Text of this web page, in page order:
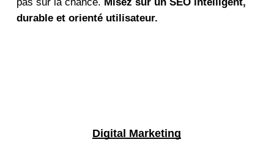
durable et orienté utilisateur.
Digital Marketing